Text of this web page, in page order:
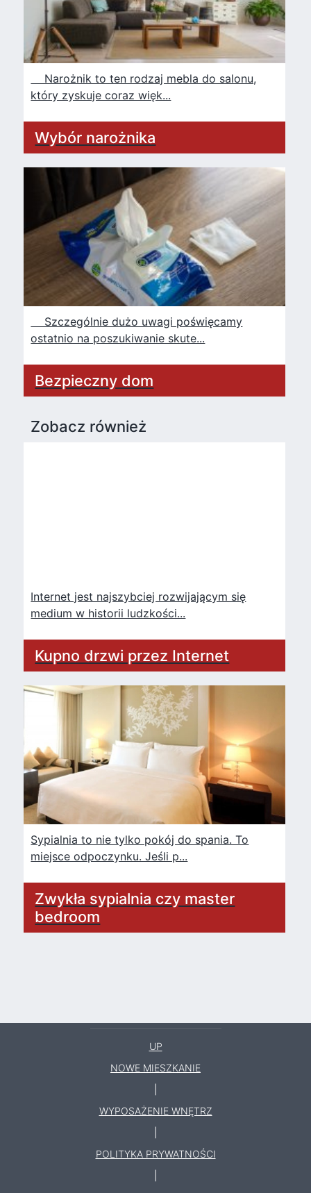
Narożnik to ten rodzaj mebla do salonu,
który zyskuje coraz więk...
Wybór narożnika
Szczególnie dużo uwagi poświęcamy
ostatnio na poszukiwanie skute...
Bezpieczny dom
Zobacz również
Internet jest najszybciej rozwijającym się
medium w historii ludzkości...
Kupno drzwi przez Internet
Sypialnia to nie tylko pokój do spania. To
miejsce odpoczynku. Jeśli p...
Zwykła sypialnia czy master
bedroom
UP
NOWE MIESZKANIE
WYPOSAŻENIE WNĘTRZ
POLITYKA PRYWATNOŚCI